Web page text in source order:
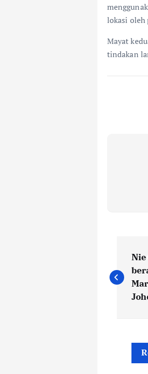
lokasi oleh
Mayat
tindakan
o